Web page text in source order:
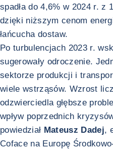
spadła do 4,6% w 2024 r. z
dzięki niższym cenom
łańcucha dostaw.
Po turbulencjach 2023 r.
sugerowały odroczenie.
sektorze produkcji i
wiele wstrząsów. Wzrost
odzwierciedla głębsze
wpływ poprzednich
powiedział Mateusz Dadej,
Coface na Europę